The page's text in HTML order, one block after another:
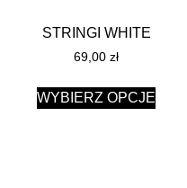
STRINGI WHITE
69,00 zł
WYBIERZ OPCJE